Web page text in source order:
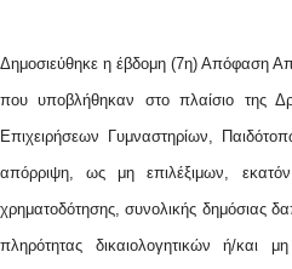
Δημοσιεύθηκε η έβδομη (7η) Απόφαση
που υποβλήθηκαν στο πλαίσιο της
Επιχειρήσεων Γυμναστηρίων,
απόρριψη, ως μη επιλέξιμων,
χρηματοδότησης, συνολικής δημόσιας
πληρότητας δικαιολογητικών ή/και